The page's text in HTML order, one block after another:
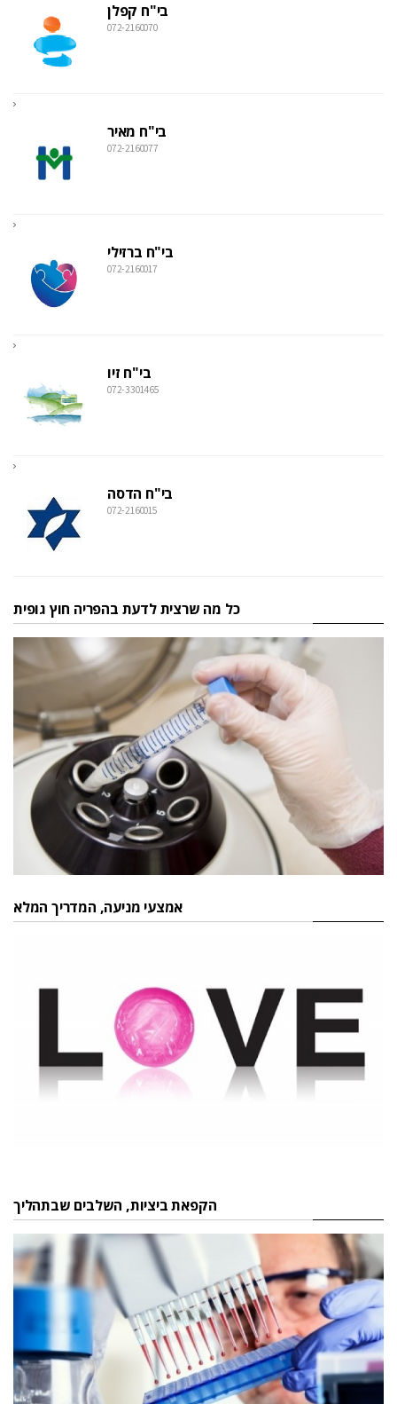
בי"ח קפלן
072-2160070
בי"ח מאיר
072-2160077
בי"ח ברזילי
072-2160017
בי"ח זיו
072-3301465
בי"ח הדסה
072-2160015
כל מה שרצית לדעת בהפריה חוץ גופית
אמצעי מניעה, המדריך המלא
הקפאת ביציות, השלבים שבתהליך